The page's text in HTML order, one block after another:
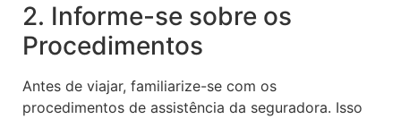
2. Informe-se sobre os
Procedimentos
Antes de viajar, familiarize-se com os
procedimentos de assistência da seguradora. Isso